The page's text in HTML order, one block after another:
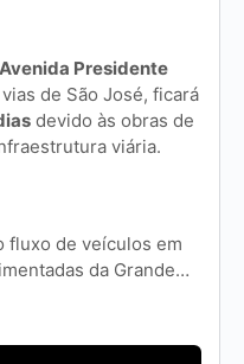
Avenida Presidente
de São José, ficará
devido às obras de
viária.
fluxo de veículos em
da Grande…